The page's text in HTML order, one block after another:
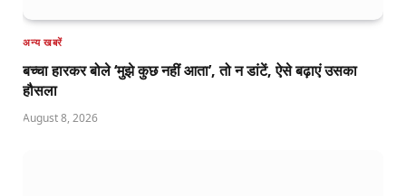
अन्य खबरें
बच्चा हारकर बोले ‘मुझे कुछ नहीं आता’, तो न डांटें, ऐसे बढ़ाएं उसका
हौसला
August 8, 2026